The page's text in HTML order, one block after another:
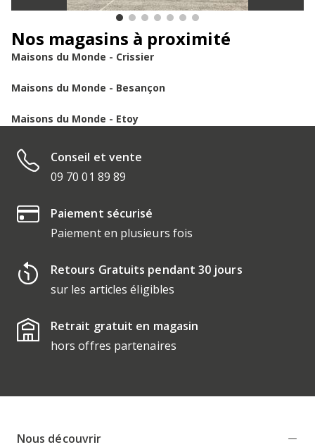
Nos magasins à proximité
Maisons du Monde - Crissier
Maisons du Monde - Besançon
Maisons du Monde - Etoy
Conseil et vente
09 70 01 89 89
Paiement sécurisé
Paiement en plusieurs fois
Retours Gratuits pendant 30 jours
sur les articles éligibles
Retrait gratuit en magasin
hors offres partenaires
Nous découvrir